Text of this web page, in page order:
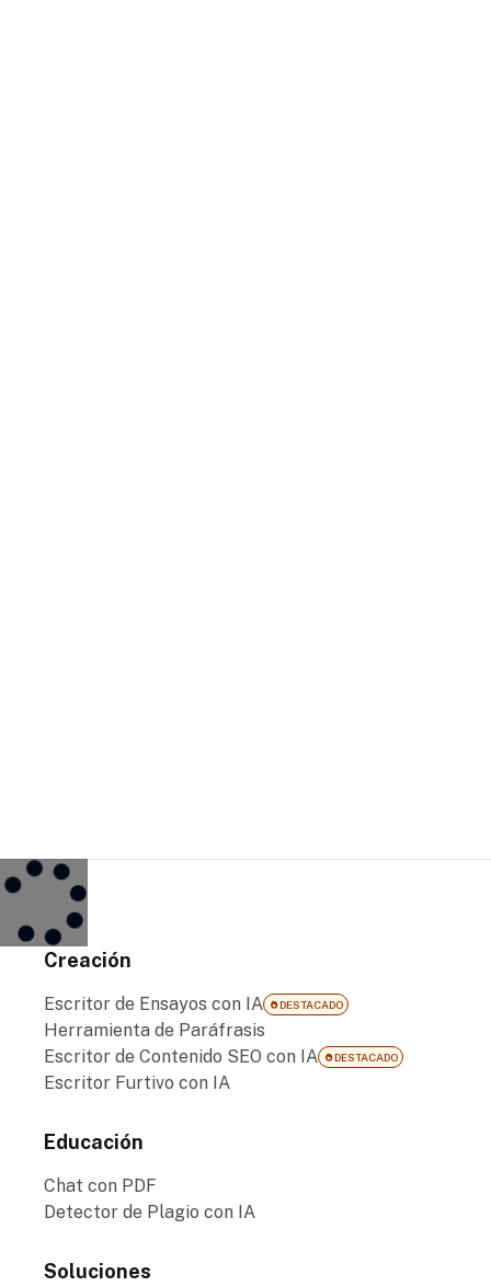
Creación
Escritor de Ensayos con IA DESTACADO
Herramienta de Paráfrasis
Escritor de Contenido SEO con IA
DESTACADO
Escritor Furtivo con IA
Educación
Chat con PDF
Detector de Plagio con IA
Soluciones